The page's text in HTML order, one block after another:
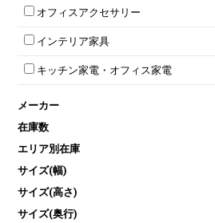
ダイヤル錠ロッカー
ワードローブ・クローゼット
会議テーブルW1800～
平行スタックテーブル
会議テーブルその他
ミーティングチェアその他
パーテーションその他
壁掛けホワイトボード
ホワイトボードその他
電話機（ビジネスフォン）
シュレッダー
スクリーン
その他OA機器
オフィスアクセサリー
チェア用台車
演台・講演台・演説台
防音パネル
コートハンガー・ポールハンガー
傘立て
食器棚・キッチンキャビネット
カタログスタンド
オフィスアクセサリーその他
インテリア家具
モールドチェア
ダイニングチェア
カウンターテーブル
センターテーブル・サイドテーブル
ベンチ・スツール
ソファ
シェルフ
ダストボックス（ゴミ箱）
インテリア家具その他
キッチン家電・オフィス家電
冷蔵庫・洗濯機
空気清浄機・加湿器
液晶テレビ・モニター類
エアコン
照明機器
掃除機
季節家電
メーカー
在庫数
エリア別在庫
サイズ(幅)
サイズ(高さ)
サイズ(奥行)